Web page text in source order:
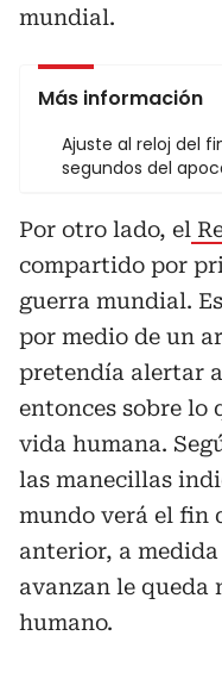
mundial.
Más información
Ajuste al reloj del
segundos del
Por otro lado, el
compartido por
guerra mundial.
por medio de un
pretendía alertar
entonces sobre lo
vida humana.
las manecillas
mundo verá el fin
anterior, a
avanzan le queda
humano.